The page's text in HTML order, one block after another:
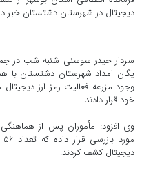
دیجیتال در شهرستان دشتستان خبر
سردار حیدر سوسنی شنبه شب در جمع
یگان امداد شهرستان دشتستان با
وجود مزرعه فعالیت رمز ارز
خود قرار دادند.
وی افزود: مأموران پس از
دیجیتال کشف کردند.